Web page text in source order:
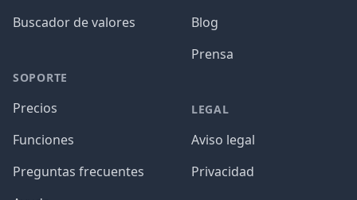
Buscador de valores
SOPORTE
Precios
Funciones
Preguntas frecuentes
Blog
Prensa
LEGAL
Aviso legal
Privacidad